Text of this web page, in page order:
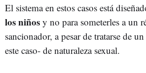
El sistema en estos casos está
los niños y no para someterles a un
sancionador, a pesar de tratarse de
este caso- de naturaleza sexual.